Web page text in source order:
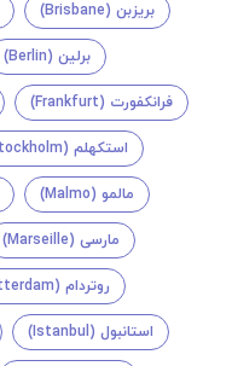
بریزبن (Brisbane)
برلین (Berlin)
فرانکفورت (Frankfurt)
استکهلم (Stockholm)
مالمو (Malmo)
مارسی (Marseille)
روتردام (Rotterdam)
استانبول (Istanbul)